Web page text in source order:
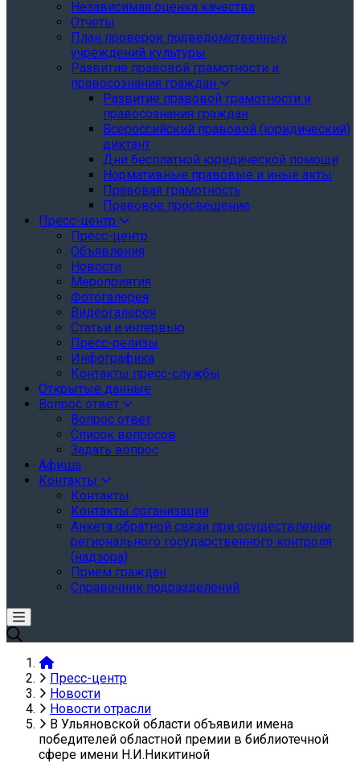
Независимая оценка качества
Отчеты
План проверок подведомственных
учреждений культуры
Развитие правовой грамотности и
правосознания граждан
Развитие правовой грамотности и
правосознания граждан
Всероссийский правовой (юридический)
диктант
Дни бесплатной юридической помощи
Нормативные правовые и иные акты
Правовая грамотность
Правовое просвещение
Пресс-центр
Пресс-центр
Объявления
Новости
Мероприятия
Фотогалерея
Видеогалерея
Статьи и интервью
Пресс-релизы
Инфографика
Контакты пресс-службы
Открытые данные
Вопрос ответ
Вопрос ответ
Список вопросов
Задать вопрос
Афиша
Контакты
Контакты
Контакты организации
Анкета обратной связи при осуществлении
регионального государственного контроля
(надзора)
Прием граждан
Справочник подразделений
Пресс-центр
Новости
Новости отрасли
В Ульяновской области объявили имена
победителей областной премии в библиотечной
сфере имени Н.И.Никитиной